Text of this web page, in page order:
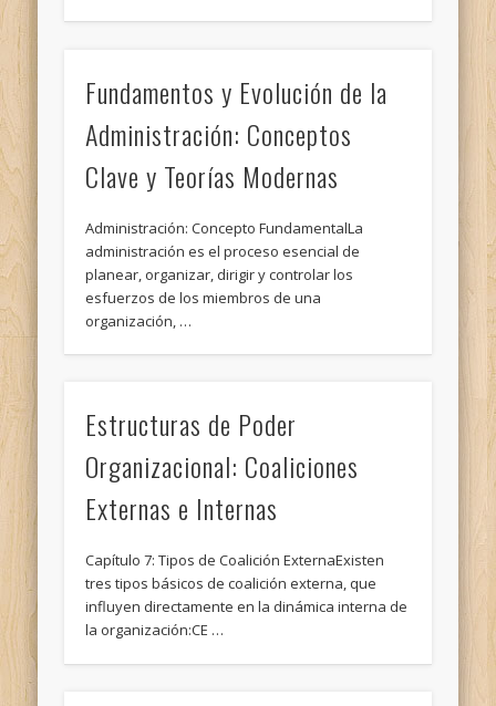
Fundamentos y Evolución de la
Administración: Conceptos
Clave y Teorías Modernas
Administración: Concepto FundamentalLa
administración es el proceso esencial de
planear, organizar, dirigir y controlar los
esfuerzos de los miembros de una
organización, …
Estructuras de Poder
Organizacional: Coaliciones
Externas e Internas
Capítulo 7: Tipos de Coalición ExternaExisten
tres tipos básicos de coalición externa, que
influyen directamente en la dinámica interna de
la organización:CE …